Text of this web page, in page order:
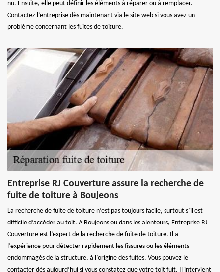
nu. Ensuite, elle peut définir les éléments à réparer ou à remplacer.
Contactez l’entreprise dès maintenant via le site web si vous avez un
problème concernant les fuites de toiture.
Entreprise RJ Couverture assure la recherche de
fuite de toiture à Boujeons
La recherche de fuite de toiture n’est pas toujours facile, surtout s’il est
difficile d’accéder au toit. A Boujeons ou dans les alentours, Entreprise RJ
Couverture est l’expert de la recherche de fuite de toiture. Il a
l’expérience pour détecter rapidement les fissures ou les éléments
endommagés de la structure, à l’origine des fuites. Vous pouvez le
contacter dès aujourd’hui si vous constatez que votre toit fuit. Il intervient